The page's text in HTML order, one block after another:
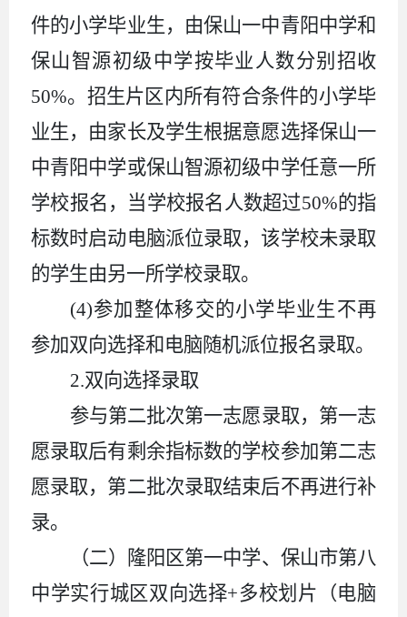
件的小学毕业生，由保山一中青阳中学和
保山智源初级中学按毕业人数分别招收
50%。招生片区内所有符合条件的小学毕
业生，由家长及学生根据意愿选择保山一
中青阳中学或保山智源初级中学任意一所
学校报名，当学校报名人数超过50%的指
标数时启动电脑派位录取，该学校未录取
的学生由另一所学校录取。
(4)参加整体移交的小学毕业生不再
参加双向选择和电脑随机派位报名录取。
2.双向选择录取
参与第二批次第一志愿录取， 第一志
愿录取后有剩余指标数的学校参加第二志
愿录取，第二批次录取结束后不再进行补
录。
（二）隆阳区第一中学、保山市第八
中学实行城区双向选择+多校划片（电脑